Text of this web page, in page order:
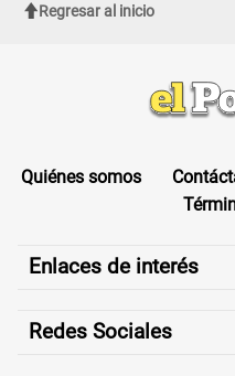
Regresar al inicio
Quiénes somos
Enlaces de interés
Redes Sociales